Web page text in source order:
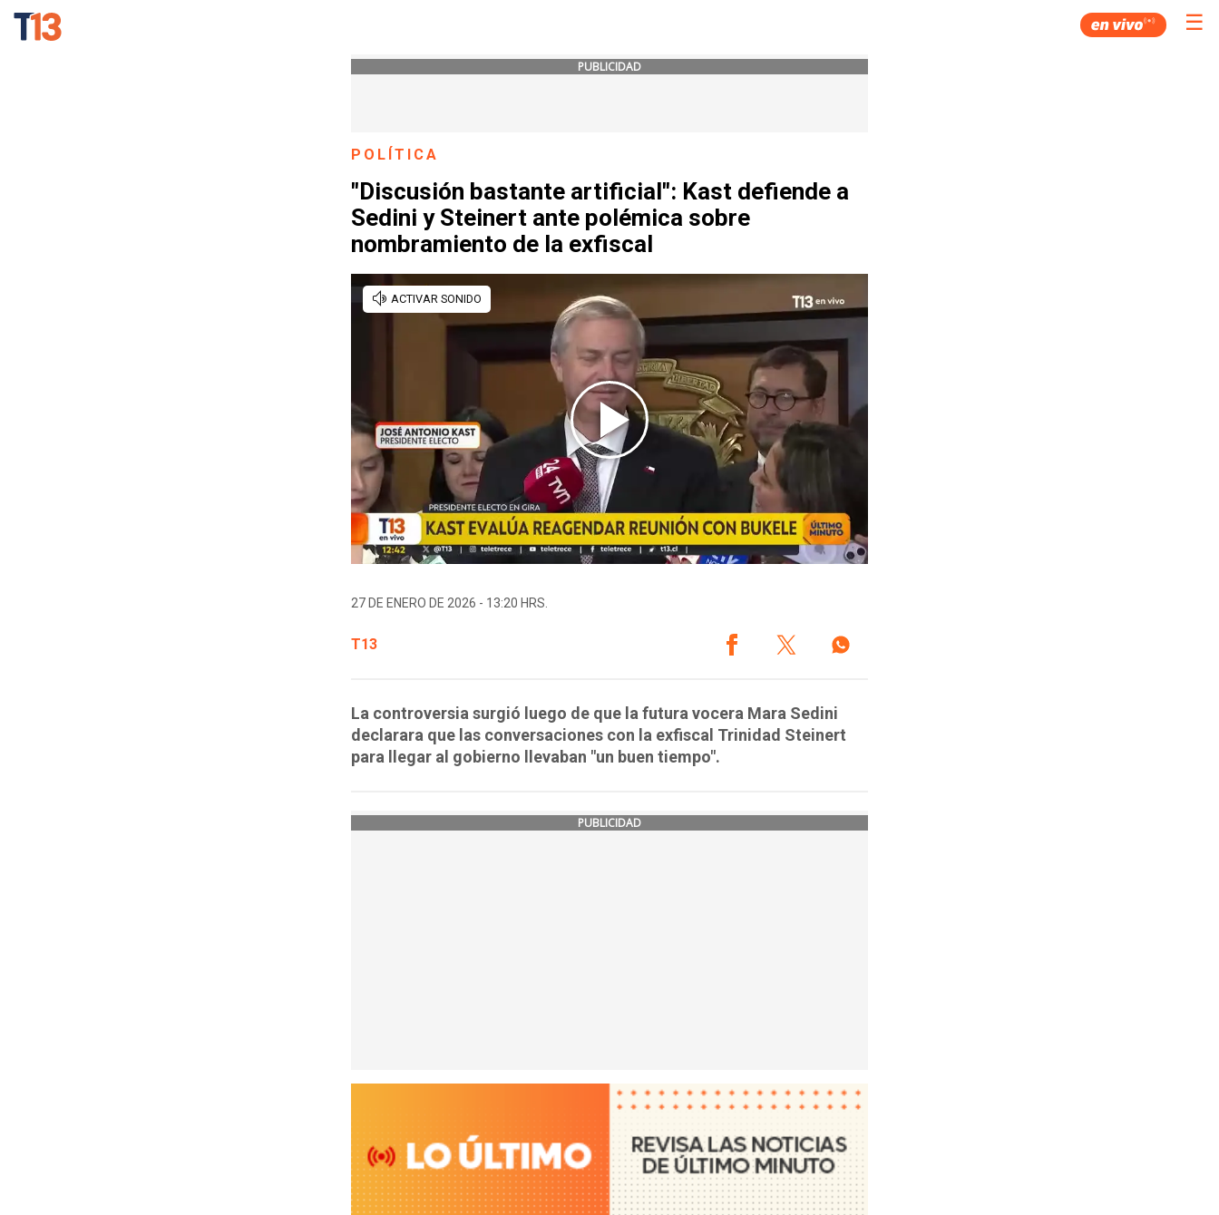
☰
PUBLICIDAD
POLÍTICA
"Discusión bastante artificial": Kast defiende a
Sedini y Steinert ante polémica sobre
nombramiento de la exfiscal
27 DE ENERO DE 2026 - 13:20 HRS.
T13
La controversia surgió luego de que la futura vocera Mara Sedini
declarara que las conversaciones con la exfiscal Trinidad Steinert
para llegar al gobierno llevaban "un buen tiempo".
PUBLICIDAD